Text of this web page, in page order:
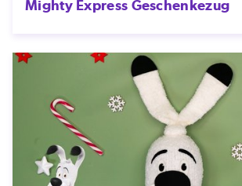
Mighty Express Geschenkezug